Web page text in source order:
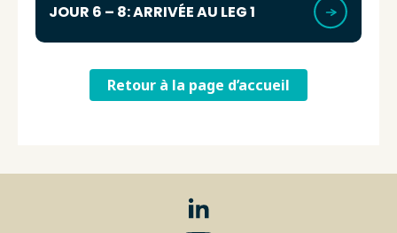
JOUR 6 – 8: ARRIVÉE AU LEG 1
Retour à la page d’accueil